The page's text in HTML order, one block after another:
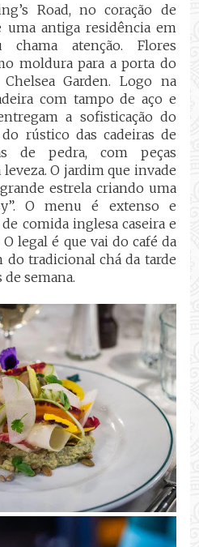
Road, no coração de
uma antiga residência em
atenção. Flores
moldura para a porta do
Garden. Logo na
com tampo de aço e
a sofisticação do
rústico das cadeiras de
de pedra, com peças
O jardim que invade
estrela criando uma
O menu é extenso e
comida inglesa caseira e
legal é que vai do café da
do tradicional chá da tarde
semana.